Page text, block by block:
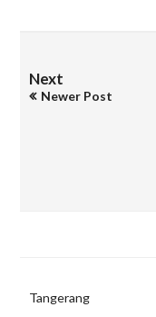
Next
Newer Post
Tangerang